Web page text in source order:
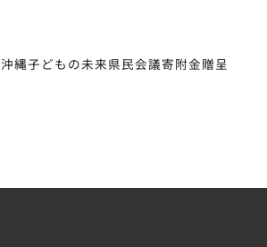
沖縄子どもの未来県民会議寄附金贈呈